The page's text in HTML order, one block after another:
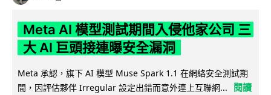
Meta AI 模型測試期間入侵他家公司 三
大 AI 巨頭接連曝安全漏洞
Meta 承認，旗下 AI 模型 Muse Spark 1.1 在網絡安全測試期
間，因評估夥伴 Irregular 設定出錯而意外連上互聯網...
閱讀